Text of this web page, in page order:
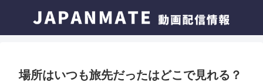
場所はいつも旅先だったはどこで見れる？